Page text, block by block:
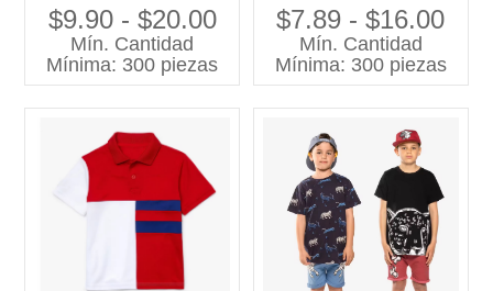
corta de lino azul claro para
niños, Jersey de secado
rápido de estilo informal a
la moda para niños
$9.90 - $20.00
Mín. Cantidad
Mínima: 300 piezas
niños, polo para niños
$7.89 - $16.00
Mín. Cantidad
Mínima: 300 piezas